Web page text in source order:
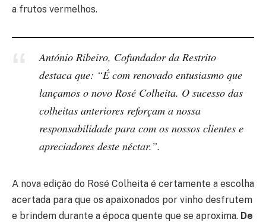
a frutos vermelhos.
António Ribeiro, Cofundador da Restrito
destaca que: “É com renovado entusiasmo que
lançamos o novo Rosé Colheita. O sucesso das
colheitas anteriores reforçam a nossa
responsabilidade para com os nossos clientes e
apreciadores deste néctar.”.
A nova edição do Rosé Colheita é certamente a escolha
acertada para que os apaixonados por vinho desfrutem
e brindem durante a época quente que se aproxima. De